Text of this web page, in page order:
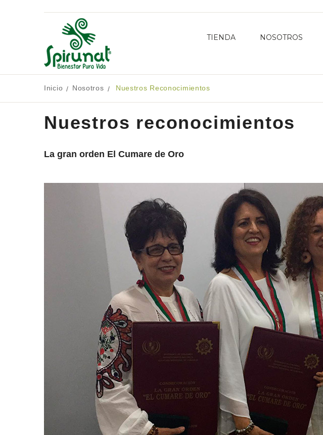
TIENDA NOSOTROS
Inicio / Nosotros / Nuestros Reconocimientos
Nuestros reconocimientos
La gran orden El Cumare de Oro